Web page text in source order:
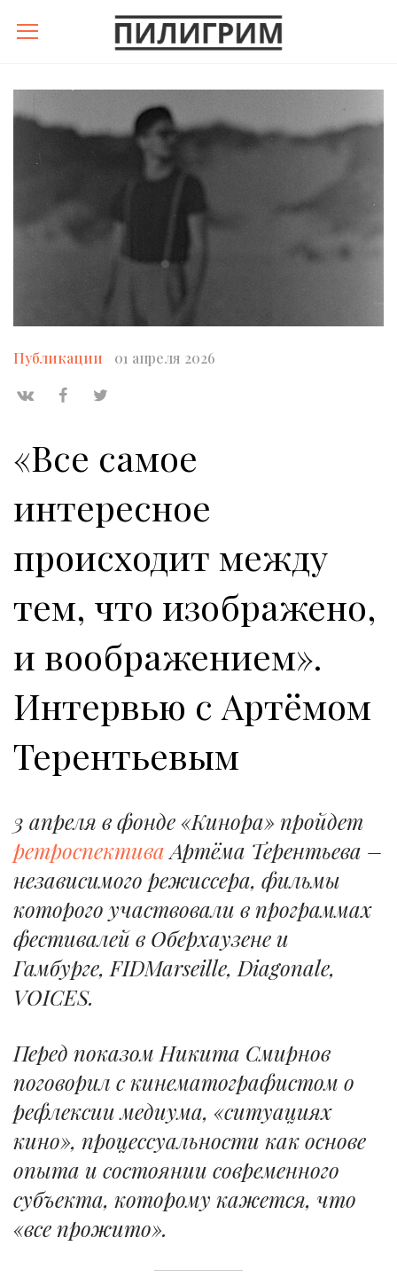
Публикации 01 апреля 2026
«Все самое
интересное
происходит между
тем, что изображено,
и воображением».
Интервью с Артёмом
Терентьевым
3 апреля в фонде «Кинора» пройдет
ретроспективаАртёма Терентьева –
независимого режиссера, фильмы
которого участвовали в программах
фестивалей в Оберхаузене и
Гамбурге, FIDMarseille, Diagonale,
VOICES.
Перед показом Никита Смирнов
поговорил с кинематографистом о
рефлексии медиума, «ситуациях
кино», процессуальности как основе
опыта и состоянии современного
субъекта, которому кажется, что
«все прожито».